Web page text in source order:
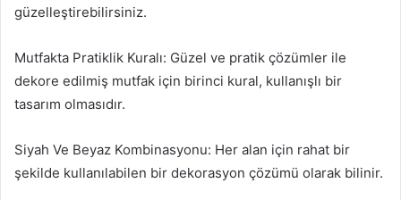
güzelleştirebilirsiniz.
Mutfakta Pratiklik Kuralı: Güzel ve pratik çözümler ile
dekore edilmiş mutfak için birinci kural, kullanışlı bir
tasarım olmasıdır.
Siyah Ve Beyaz Kombinasyonu: Her alan için rahat bir
şekilde kullanılabilen bir dekorasyon çözümü olarak bilinir.